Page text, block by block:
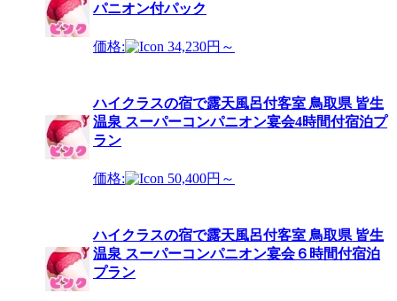
パニオン付パック
価格: 34,230円～
ハイクラスの宿で露天風呂付客室 鳥取県 皆生
温泉 スーパーコンパニオン宴会4時間付宿泊プ
ラン
価格: 50,400円～
ハイクラスの宿で露天風呂付客室 鳥取県 皆生
温泉 スーパーコンパニオン宴会６時間付宿泊
プラン